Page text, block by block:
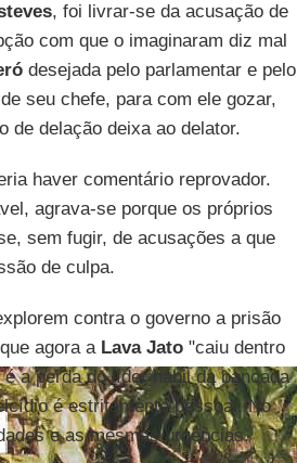
, foi livrar-se da acusação de
com que o imaginaram diz mal
desejada pelo parlamentar e pelo
seu chefe, para com ele gozar,
de delação deixa ao delator.
haver comentário reprovador.
agrava-se porque os próprios
sem fugir, de acusações a que
de culpa.
contra o governo a prisão
agora a Lava Jato"caiu dentro
a perda do líder hábil da bancada
é estritamente pessoal. No
e as mesmas urgências.